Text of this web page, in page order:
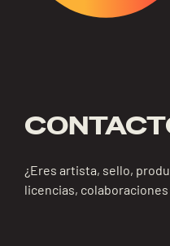
¿Eres artista, sello,
licencias,